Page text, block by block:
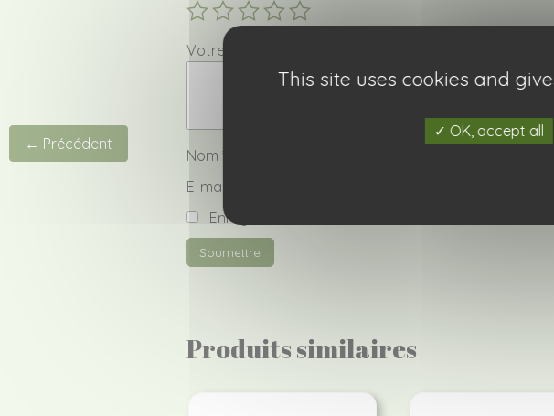
← Précédent
Votre avis
Nom *
E-mail
Enregistrer mon nom, mon e-mail et mon site
Produits similaires
This site uses cookies and
OK, accept all